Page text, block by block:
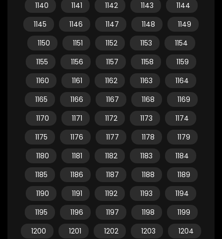
1140
1141 1142 1143
1144
1145
1146 1147 1148
1149
1150
1151 1152 1153
1154
1155
1156 1157 1158
1159
1160
1161 1162 1163
1164
1165
1166 1167 1168
1169
1170
1171 1172 1173
1174
1175
1176 1177 1178
1179
1180
1181 1182 1183
1184
1185
1186 1187 1188
1189
1190
1191 1192 1193
1194
1195
1196 1197 1198
1199
1200
1201 1202 1203
1204